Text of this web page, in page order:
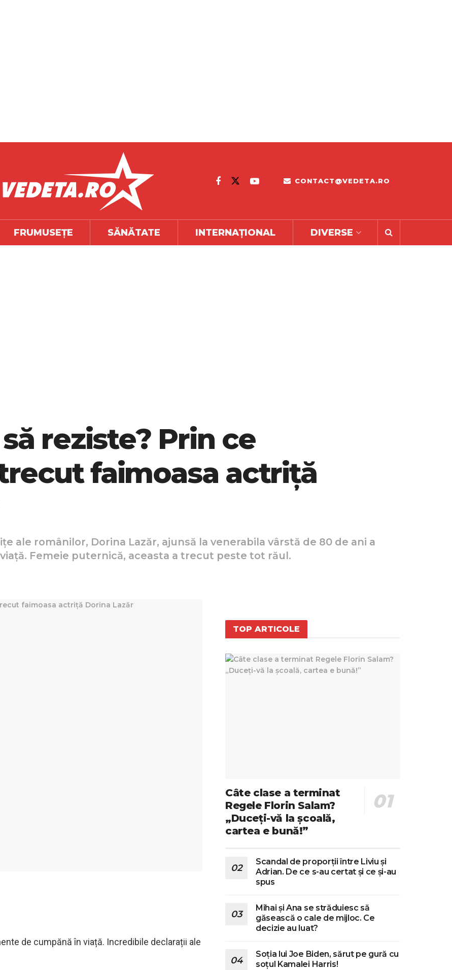
CONTACT@VEDETA.RO
FRUMUSEȚE SĂNĂTATE INTERNAȚIONAL DIVERSE
reziste? Prin ce
faimoasa actriță
ale românilor, Dorina Lazăr, ajunsă la venerabila vârstă de 80 de ani a
Femeie puternică, aceasta a trecut peste tot răul.
de cumpănă în viață. Incredibile declarații ale
TOP ARTICOLE
Câte clase a terminat
Regele Florin Salam?
„Duceți-vă la școală,
cartea e bună!”
Scandal de proporții între Liviu și
Adrian. De ce s-au certat și ce și-au
spus
Mihai și Ana se străduiesc să
găsească o cale de mijloc. Ce
decizie au luat?
Soția lui Joe Biden, sărut pe gură cu
soțul Kamalei Harris!